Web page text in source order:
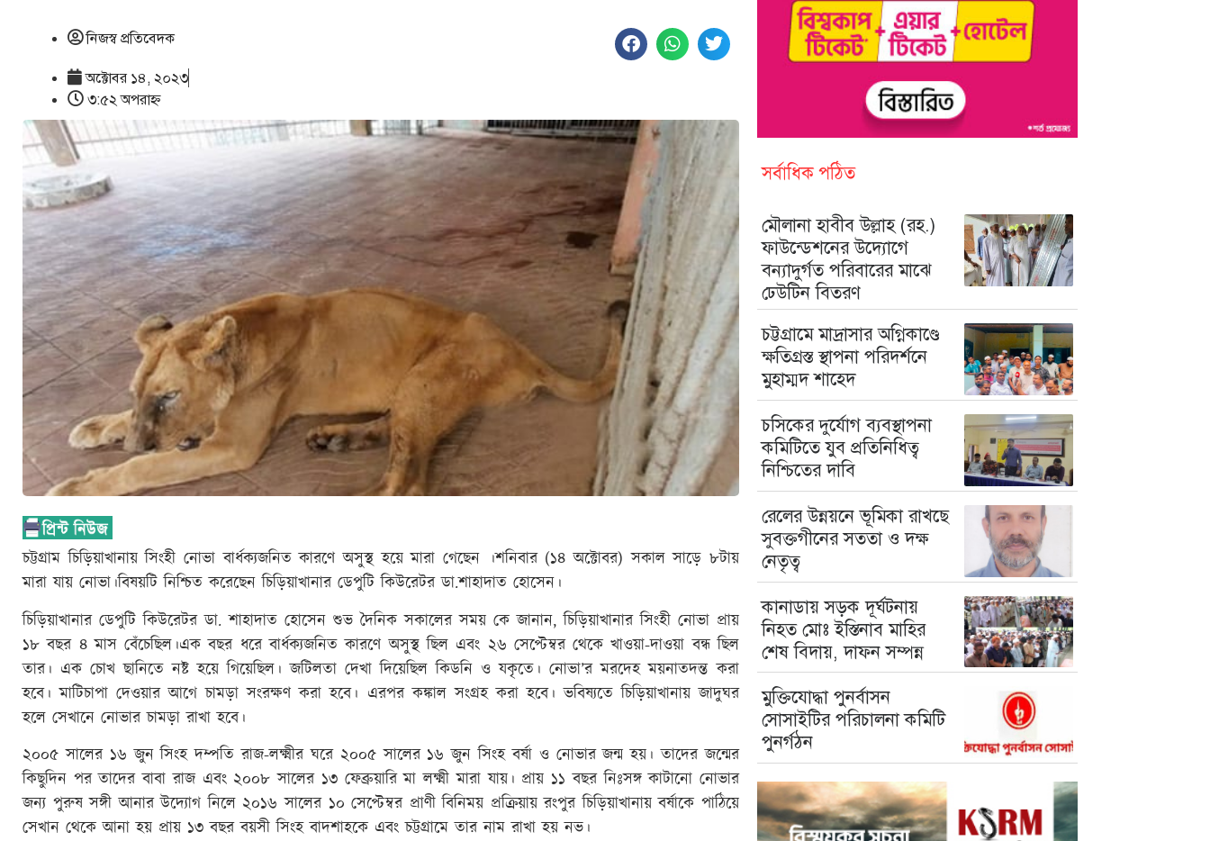
নিজস্ব প্রতিবেদক
অক্টোবর ১৪, ২০২৩
৩:৫২ অপরাহ্ণ
চট্টগ্রাম চিড়িয়াখানায় সিংহী নোভা বার্ধক্যজনিত কারণে অসুস্থ হয়ে মারা গেছেন ।শনিবার (১৪ অক্টোবর) সকাল সাড়ে ৮টায়
মারা যায় নোভা।বিষয়টি নিশ্চিত করেছেন চিড়িয়াখানার ডেপুটি কিউরেটর ডা.শাহাদাত হোসেন।
চিড়িয়াখানার ডেপুটি কিউরেটর ডা. শাহাদাত হোসেন শুভ দৈনিক সকালের সময় কে জানান, চিড়িয়াখানার সিংহী নোভা প্রায়
১৮ বছর ৪ মাস বেঁচেছিল।এক বছর ধরে বার্ধক্যজনিত কারণে অসুস্থ ছিল এবং ২৬ সেপ্টেম্বর থেকে খাওয়া-দাওয়া বন্ধ ছিল
তার। এক চোখ ছানিতে নষ্ট হয়ে গিয়েছিল। জটিলতা দেখা দিয়েছিল কিডনি ও যকৃতে। নোভা’র মরদেহ ময়নাতদন্ত করা
হবে। মাটিচাপা দেওয়ার আগে চামড়া সংরক্ষণ করা হবে। এরপর কঙ্কাল সংগ্রহ করা হবে। ভবিষ্যতে চিড়িয়াখানায় জাদুঘর
হলে সেখানে নোভার চামড়া রাখা হবে।
২০০৫ সালের ১৬ জুন সিংহ দম্পতি রাজ-লক্ষ্মীর ঘরে ২০০৫ সালের ১৬ জুন সিংহ বর্ষা ও নোভার জন্ম হয়। তাদের জন্মের
কিছুদিন পর তাদের বাবা রাজ এবং ২০০৮ সালের ১৩ ফেব্রুয়ারি মা লক্ষ্মী মারা যায়। প্রায় ১১ বছর নিঃসঙ্গ কাটানো নোভার
জন্য পুরুষ সঙ্গী আনার উদ্যোগ নিলে ২০১৬ সালের ১০ সেপ্টেম্বর প্রাণী বিনিময় প্রক্রিয়ায় রংপুর চিড়িয়াখানায় বর্ষাকে পাঠিয়ে
সেখান থেকে আনা হয় প্রায় ১৩ বছর বয়সী সিংহ বাদশাহকে এবং চট্টগ্রামে তার নাম রাখা হয় নভ।
সর্বাধিক পঠিত
মৌলানা হাবীব উল্লাহ (রহ.)
ফাউন্ডেশনের উদ্যোগে
বন্যাদুর্গত পরিবারের মাঝে
ঢেউটিন বিতরণ
চট্টগ্রামে মাদ্রাসার অগ্নিকাণ্ডে
ক্ষতিগ্রস্ত স্থাপনা পরিদর্শনে
মুহাম্মদ শাহেদ
চসিকের দুর্যোগ ব্যবস্থাপনা
কমিটিতে যুব প্রতিনিধিত্ব
নিশ্চিতের দাবি
রেলের উন্নয়নে ভূমিকা রাখছে
সুবক্তগীনের সততা ও দক্ষ
নেতৃত্ব
কানাডায় সড়ক দূর্ঘটনায়
নিহত মোঃ ইস্তিনাব মাহির
শেষ বিদায়, দাফন সম্পন্ন
মুক্তিযোদ্ধা পুনর্বাসন
সোসাইটির পরিচালনা কমিটি
পুনর্গঠন